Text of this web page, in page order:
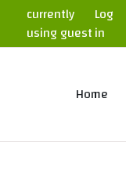
currently
using guest
access
Log
in
Home